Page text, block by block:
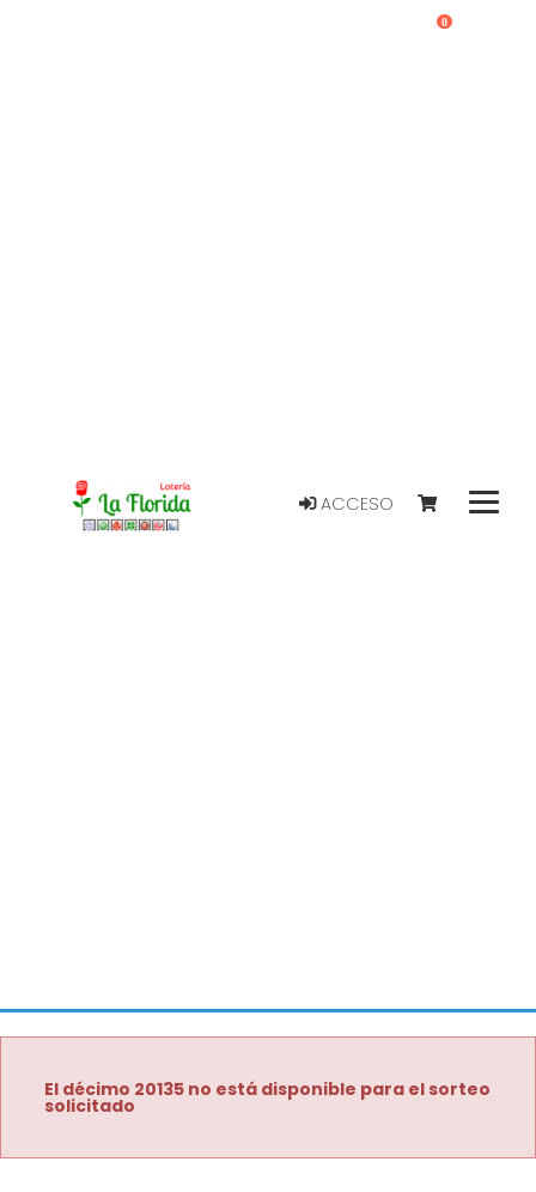
ACCESO
0
El décimo 20135 no está disponible para el sorteo
solicitado